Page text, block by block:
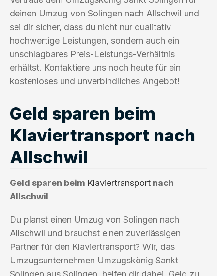
deinen Umzug von Solingen nach Allschwil und
sei dir sicher, dass du nicht nur qualitativ
hochwertige Leistungen, sondern auch ein
unschlagbares Preis-Leistungs-Verhältnis
erhältst. Kontaktiere uns noch heute für ein
kostenloses und unverbindliches Angebot!
Geld sparen beim
Klaviertransport nach
Allschwil
Geld sparen beim Klaviertransport nach
Allschwil
Du planst einen Umzug von Solingen nach
Allschwil und brauchst einen zuverlässigen
Partner für den Klaviertransport? Wir, das
Umzugsunternehmen Umzugskönig Sankt
Solingen aus Solingen, helfen dir dabei, Geld zu